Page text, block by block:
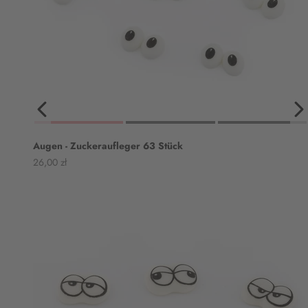
Augen - Zuckeraufleger 63 Stück
Angebot
26,00 zł